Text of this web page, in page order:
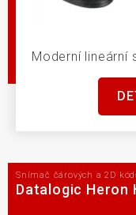
Moderní lineární
Snímač čárových a 2D
Datalogic Heron